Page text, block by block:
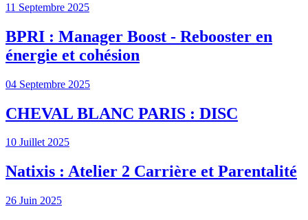
11 Septembre 2025
BPRI : Manager Boost - Rebooster en
énergie et cohésion
04 Septembre 2025
CHEVAL BLANC PARIS : DISC
10 Juillet 2025
Natixis : Atelier 2 Carrière et Parentalité
26 Juin 2025